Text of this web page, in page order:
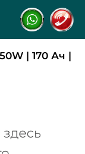
| 170 Ач |